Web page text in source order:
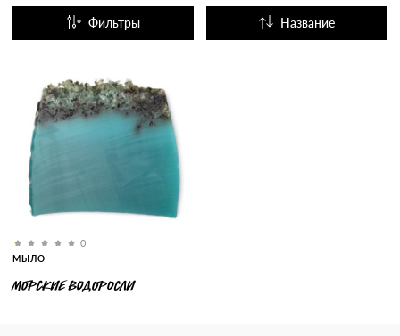
Фильтры Название
0
МЫЛО
МОРСКИЕ ВОДОРОСЛИ